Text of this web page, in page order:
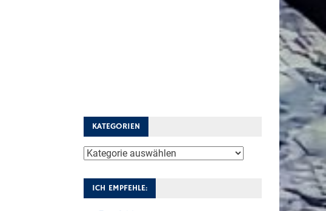
KATEGORIEN
Kategorien
ICH EMPFEHLE: